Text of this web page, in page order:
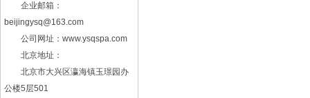
企业邮箱：
beijingysq@163.com
公司网址：www.ysqspa.com
北京地址：
北京市大兴区瀛海镇玉璟园办
公楼5层501